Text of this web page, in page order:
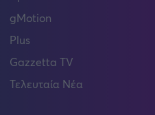
gMotion
Plus
Gazzetta TV
Τελευταία Νέα